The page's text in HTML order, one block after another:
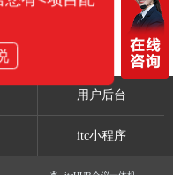
用户后台
itc小程序